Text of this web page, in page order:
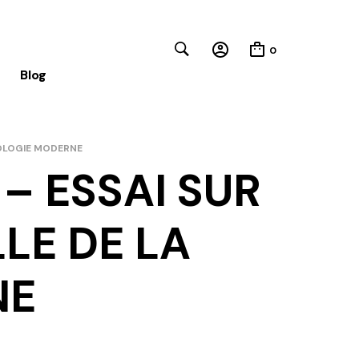
Blog
0
MODERNE
ESSAI SUR
DE LA